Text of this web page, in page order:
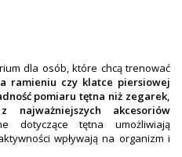
dla osób, które chcą trenować
ramieniu czy klatce piersiowej
pomiaru tętna niż zegarek,
akcesoriów
dotyczące tętna umożliwiają
wpływają na organizm i